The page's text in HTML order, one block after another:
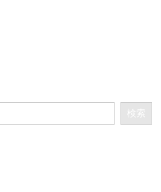
検索